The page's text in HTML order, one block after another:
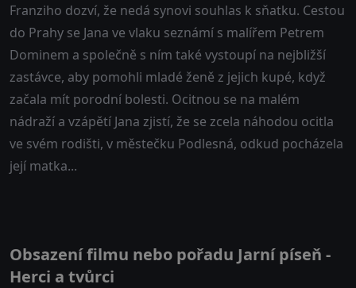
Franziho dozví, že nedá synovi souhlas k sňatku. Cestou
do Prahy se Jana ve vlaku seznámí s malířem Petrem
Dominem a společně s ním také vystoupí na nejbližší
zastávce, aby pomohli mladé ženě z jejich kupé, když
začala mít porodní bolesti. Ocitnou se na malém
nádraží a vzápětí Jana zjistí, že se zcela náhodou ocitla
ve svém rodišti, v městečku Podlesná, odkud pocházela
její matka...
Obsazení filmu nebo pořadu Jarní píseň -
Herci a tvůrci